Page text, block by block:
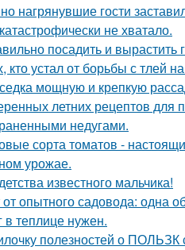
нагрянувшие гости
не хватало.
посадить и вырастить
кто устал от борьбы с тлей
мощную и крепкую
летних рецептов для
недугами.
сорта томатов -
урожае.
известного мальчика!
опытного садовода: одна
в теплице нужен.
полезностей о ПОЛЬЗК